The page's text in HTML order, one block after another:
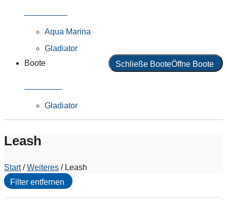
Aqua Marina
Gladiator
Boote
Schließe BooteÖffne Boote
Gladiator
Leash
Start/Weiteres / Leash
Filter entfernen